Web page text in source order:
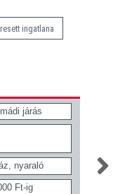
ingatlana
járás
nyaraló
Ft-ig